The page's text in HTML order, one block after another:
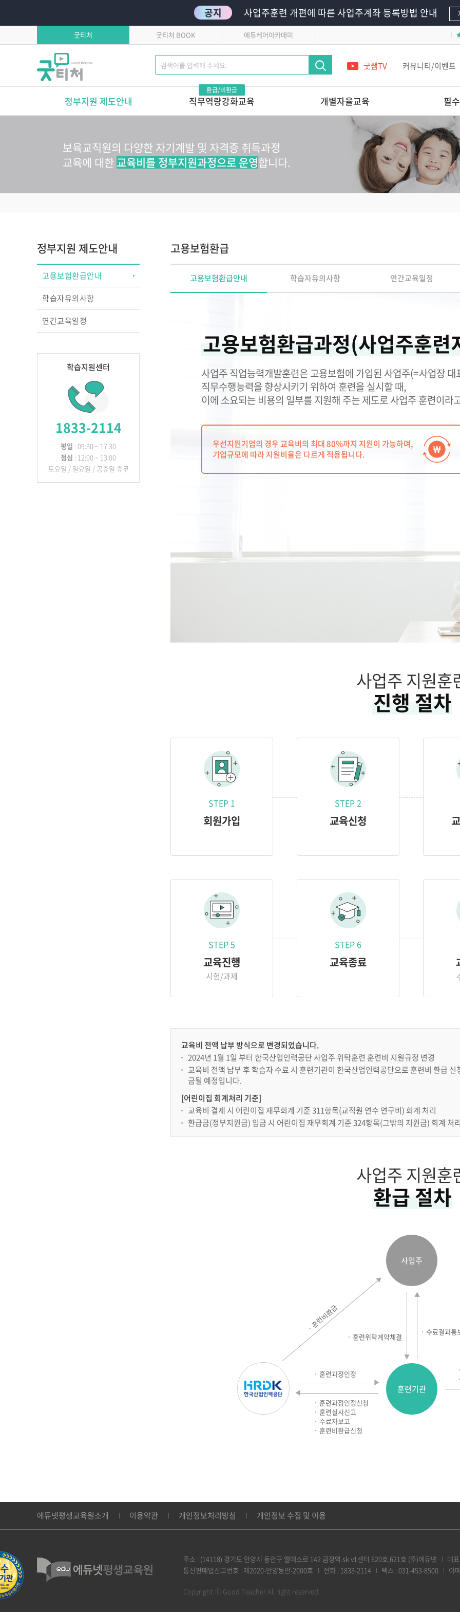
공지 사업주훈련 개편에 따른 사업주계좌 등록방법 안내
굿티처 굿티처 BOOK 에듀케어아카데미
굿쌤TV 커뮤니티/이벤트
정부지원 제도안내
환급/비환급
직무역량강화교육 개별자율교육 필
학습자유의사항
연간교육일정
톡톡 튀는 부모상담 레시피
마음에서 마음으로 주고 받는 교사 상
놀이로 키우는 교사
성장 맵
영아 놀이따라 관찰하고 기록하고 지
원하고
단 하루로 완성하는 교사 전문가 온라
다른 교육기관 선생님은
어떻게 놀이를 지원할까?
놀이를 사진으로 기록할 줄 아는
어린이집 연간 운영의 실제
SI 상호작용
[부모성장 프로젝트]
숲에서 놀자
현장밀착 유아중심 놀이중심 보육과정
개정 누리과정의 장애통합 현장 적용
필수의무교육
영유아안전교육
어린이안전교육
보육교직원의 다양한 자기계발 및 자격증 취득과정
교육에 대한교육비를 정부지원과정으로 운영합니다.
정부지원 제도안내
고용보험환급안내
학습자유의사항
연간교육일정
학습지원센터
1833-2114
평일 : 09:30 ~ 17:30
점심 : 12:00 ~ 13:00
토요일 / 일요일 / 공휴일 휴무
고용보험환급
고용보험환급안내 학습자유의사항 연간교육일정
고용보험환급과정(사업주훈련
사업주 직업능력개발훈련은 고용보험에 가입된 사업주(=사업장
직무수행능력을 향상시키기 위하여 훈련을 실시할 때,
이에 소요되는 비용의 일부를 지원해 주는 제도로 사업주 훈련이라
우선지원기업의 경우 교육비의 최대 80%까지 지원이 가능하며,
기업규모에 따라 지원비율은 다르게 적용됩니다.
사업주 지원훈
진행 절차
STEP 1
회원가입
STEP 2
교육신청
STEP 5
교육진행
시험/과제
STEP 6
교육종료
교육비 전액 납부 방식으로 변경되었습니다.
2024년 1월 1일 부터 한국산업인력공단 사업주 위탁훈련 훈련비 지원규정 변경
교육비 전액 납부 후 학습자 수료 시 훈련기관이 한국산업인력공단으로 훈련비 환급
금될 예정입니다.
[어린이집 회계처리 기준]
교육비 결제 시 어린이집 재무회계 기준 311항목(교직원 연수 연구비) 회계 처리
환급금(정부지원금) 입금 시 어린이집 재무회계 기준 324항목(그밖의 지원금) 회계 처
사업주 지원훈
환급 절차
사업주
훈련기관
훈련과정인정신청
훈련실시신고
수료자보고
훈련비환급신청
훈련과정인정
훈련위탁계약체결
수료결과통
훈련비환급
에듀넷평생교육원소개 이용약관 개인정보처리방침 개인정보 수집 및 이용
주소 : (14118) 경기도 안양시 동안구 엘에스로 142 금정역 sk v1센터 620호,621호 (주)에듀넷
대
통신판매업신고번호 : 제2020-안양동안-2000호 전화 : 1833-2114 팩스 : 031-453-8500 이
Copyright ⓒ Good Teacher All right reserved.